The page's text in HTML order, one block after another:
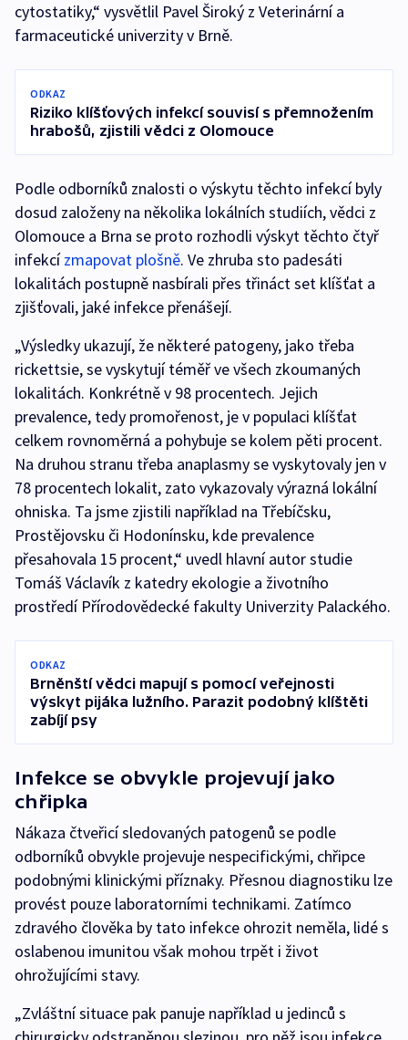
cytostatiky,“ vysvětlil Pavel Široký z Veterinární a
farmaceutické univerzity v Brně.
ODKAZ
Riziko klíšťových infekcí souvisí s přemnožením
hrabošů, zjistili vědci z Olomouce
Podle odborníků znalosti o výskytu těchto infekcí byly
dosud založeny na několika lokálních studiích, vědci z
Olomouce a Brna se proto rozhodli výskyt těchto čtyř
infekcízmapovat plošně. Ve zhruba sto padesáti
lokalitách postupně nasbírali přes třináct set klíšťat a
zjišťovali, jaké infekce přenášejí.
„Výsledky ukazují, že některé patogeny, jako třeba
rickettsie, se vyskytují téměř ve všech zkoumaných
lokalitách. Konkrétně v 98 procentech. Jejich
prevalence, tedy promořenost, je v populaci klíšťat
celkem rovnoměrná a pohybuje se kolem pěti procent.
Na druhou stranu třeba anaplasmy se vyskytovaly jen v
78 procentech lokalit, zato vykazovaly výrazná lokální
ohniska. Ta jsme zjistili například na Třebíčsku,
Prostějovsku či Hodonínsku, kde prevalence
přesahovala 15 procent,“ uvedl hlavní autor studie
Tomáš Václavík z katedry ekologie a životního
prostředí Přírodovědecké fakulty Univerzity Palackého.
ODKAZ
Brněnští vědci mapují s pomocí veřejnosti
výskyt pijáka lužního. Parazit podobný klíštěti
zabíjí psy
Infekce se obvykle projevují jako
chřipka
Nákaza čtveřicí sledovaných patogenů se podle
odborníků obvykle projevuje nespecifickými, chřipce
podobnými klinickými příznaky. Přesnou diagnostiku lze
provést pouze laboratorními technikami. Zatímco
zdravého člověka by tato infekce ohrozit neměla, lidé s
oslabenou imunitou však mohou trpět i život
ohrožujícími stavy.
„Zvláštní situace pak panuje například u jedinců s